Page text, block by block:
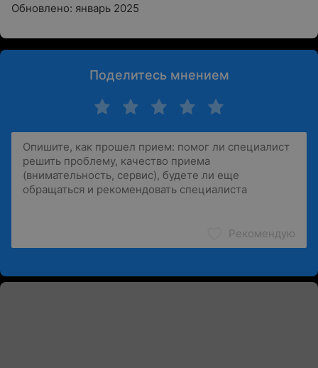
Обновлено: январь 2025
Поделитесь мнением
Рекомендую